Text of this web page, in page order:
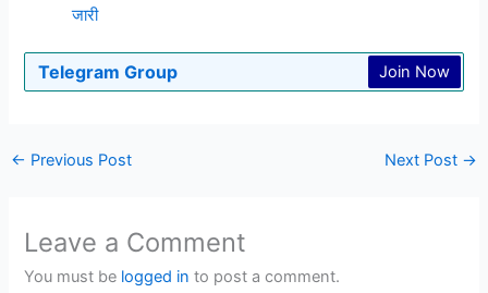
जारी
Telegram Group Join Now
← Previous Post Next Post →
Leave a Comment
You must be logged in to post a comment.